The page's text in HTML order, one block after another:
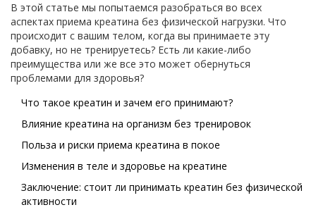
В этой статье мы попытаемся разобраться во всех
аспектах приема креатина без физической нагрузки. Что
происходит с вашим телом, когда вы принимаете эту
добавку, но не тренируетесь? Есть ли какие-либо
преимущества или же все это может обернуться
проблемами для здоровья?
Что такое креатин и зачем его принимают?
Влияние креатина на организм без тренировок
Польза и риски приема креатина в покое
Изменения в теле и здоровье на креатине
Заключение: стоит ли принимать креатин без физической
активности